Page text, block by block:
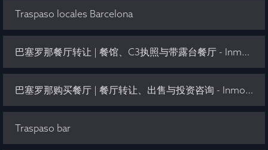
Traspaso locales Barcelona
巴塞罗那餐厅转让 | 餐馆、C3执照与带露台餐厅 - Inmo Olaya
巴塞罗那购买餐厅 | 餐厅转让、出售与投资咨询 - Inmo Olaya
Traspaso bar